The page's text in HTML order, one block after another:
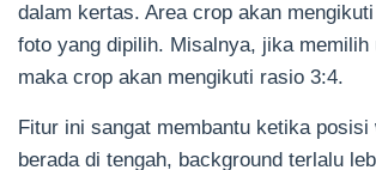
dalam kertas. Area crop akan
foto yang dipilih. Misalnya, jika memilih
maka crop akan mengikuti rasio 3:4.
Fitur ini sangat membantu ketika posisi
berada di tengah, background terlalu